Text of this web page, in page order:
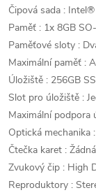
Čipová sada :
Paměť : 1x 8GB
Paměťové sloty :
Maximální paměť :
Úložiště : 256GB
Slot pro úložiště :
Maximální podpora
Optická mechanika
Čtečka karet : Žádná
Zvukový čip : High
Reproduktory :